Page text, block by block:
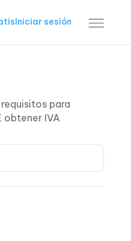
Iniciar sesión
para
obtener IVA